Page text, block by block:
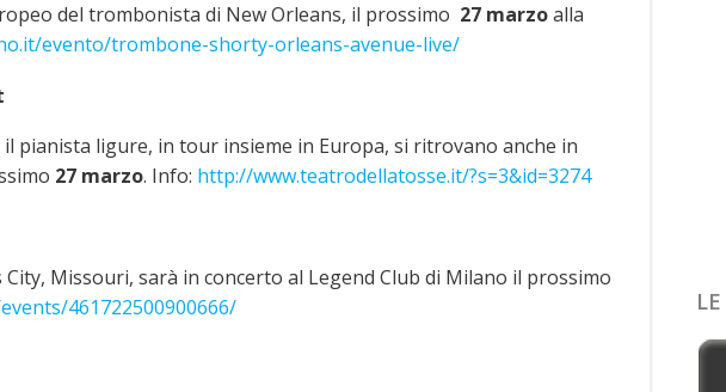
del trombonista di New Orleans, il prossimo 27 marzoalla
evento/trombone-shorty-orleans-avenue-live/
pianista ligure, in tour insieme in Europa, si ritrovano anche in
27 marzo. Info: http://www.teatrodellatosse.it/?s=3&id=3274
Missouri, sarà in concerto al Legend Club di Milano il prossimo
461722500900666/